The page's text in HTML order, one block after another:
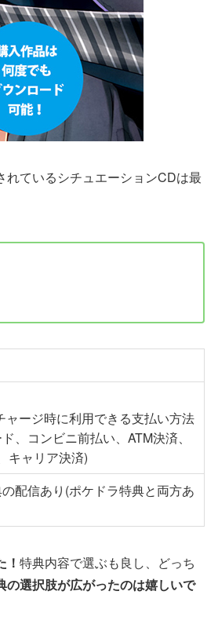
ているシチュエーションCDは最
ャージ時に利用できる支払い方法
、コンビニ前払い、ATM決済、
キャリア決済)
配信あり(ポケドラ特典と両方あ
特典内容で選ぶも良し、どっち
の選択肢が広がったのは嬉しいで